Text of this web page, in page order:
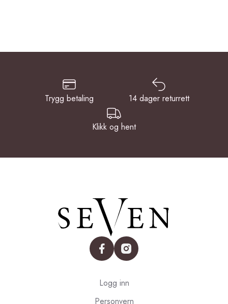
Trygg betaling 14 dager returrett
Klikk og hent
facebookinstagram
Logg inn
Personvern